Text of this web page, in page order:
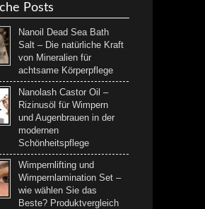
Posts
Nanoil Dead Sea Bath
Salt – Die natürliche Kraft
von Mineralien für
achtsame Körperpflege
Nanolash Castor Oil –
Rizinusöl für Wimpern
und Augenbrauen in der
modernen
Schönheitspflege
Wimpernlifting und
Wimpernlamination Set –
wie wählen Sie das
Beste? Produktvergleich